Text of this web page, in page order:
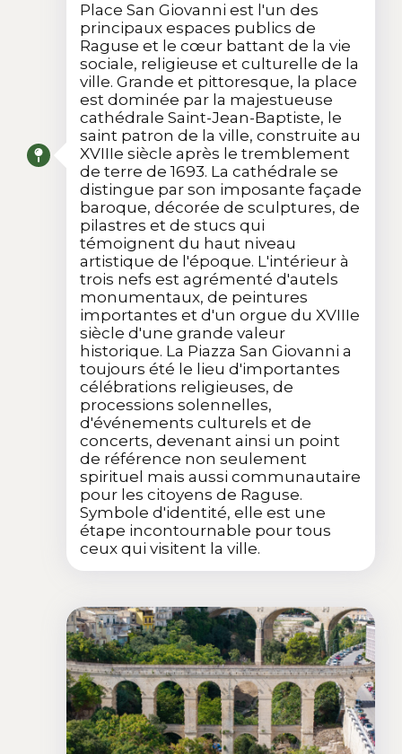
Place San Giovanni est l'un des
principaux espaces publics de
Raguse et le cœur battant de la vie
sociale, religieuse et culturelle de la
ville. Grande et pittoresque, la place
est dominée par la majestueuse
cathédrale Saint-Jean-Baptiste, le
saint patron de la ville, construite au
XVIIIe siècle après le tremblement
de terre de 1693. La cathédrale se
distingue par son imposante façade
baroque, décorée de sculptures, de
pilastres et de stucs qui
témoignent du haut niveau
artistique de l'époque. L'intérieur à
trois nefs est agrémenté d'autels
monumentaux, de peintures
importantes et d'un orgue du XVIIIe
siècle d'une grande valeur
historique. La Piazza San Giovanni a
toujours été le lieu d'importantes
célébrations religieuses, de
processions solennelles,
d'événements culturels et de
concerts, devenant ainsi un point
de référence non seulement
spirituel mais aussi communautaire
pour les citoyens de Raguse.
Symbole d'identité, elle est une
étape incontournable pour tous
ceux qui visitent la ville.